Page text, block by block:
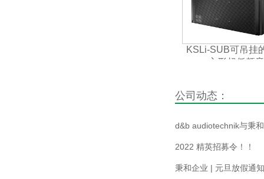
KSLi-SUB可吊挂
心形超低频
公司动态：
d&b audiotechnik与秉
2022 精英招募令！！
秉和企业 | 元旦放假通